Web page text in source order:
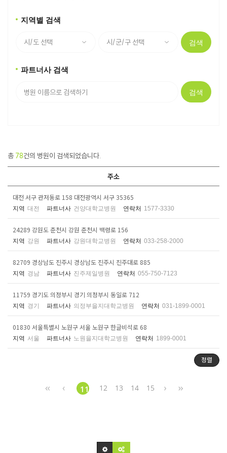
지역별 검색
검색
파트너사 검색
검색
총 78건의 병원이 검색되었습니다.
주소
대전 서구 관저동로 158 대전광역시 서구 35365
지역 대전 파트너사 건양대학교병원 연락처 1577-3330
24289 강원도 춘천시 강원 춘천시 백령로 156
지역 강원 파트너사 강원대학교병원 연락처 033-258-2000
82709 경상남도 진주시 경상남도 진주시 진주대로 885
지역 경남 파트너사 진주제일병원 연락처 055-750-7123
11759 경기도 의정부시 경기 의정부시 동일로 712
지역 경기 파트너사 의정부을지대학교병원 연락처 031-1899-0001
01830 서울특별시 노원구 서울 노원구 한글비석로 68
지역 서울 파트너사 노원을지대학교병원 연락처 1899-0001
정렬
11 12 13 14 15